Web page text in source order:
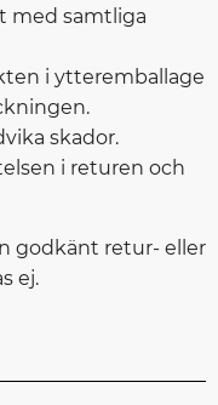
med samtliga
i ytteremballage
skador.
i returen och
godkänt retur- eller
ej.